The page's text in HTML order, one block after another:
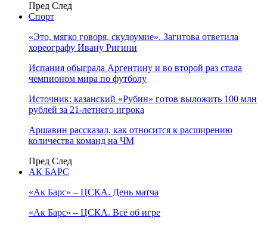
Пред След
Спорт
«Это, мягко говоря, скудоумие». Загитова ответила
хореографу Ивану Ригини
Испания обыграла Аргентину и во второй раз стала
чемпионом мира по футболу
Источник: казанский «Рубин» готов выложить 100 млн
рублей за 21-летнего игрока
Аршавин рассказал, как относится к расширению
количества команд на ЧМ
Пред След
АК БАРС
«Ак Барс» – ЦСКА. День матча
«Ак Барс» – ЦСКА. Всё об игре